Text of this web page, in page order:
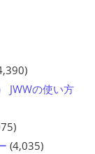
JWWの使い方
(4,035)